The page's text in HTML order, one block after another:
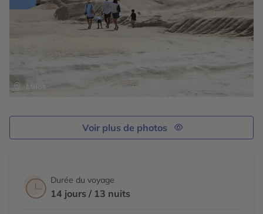
Milos
Voir plus de photos
Durée du voyage
14 jours / 13 nuits